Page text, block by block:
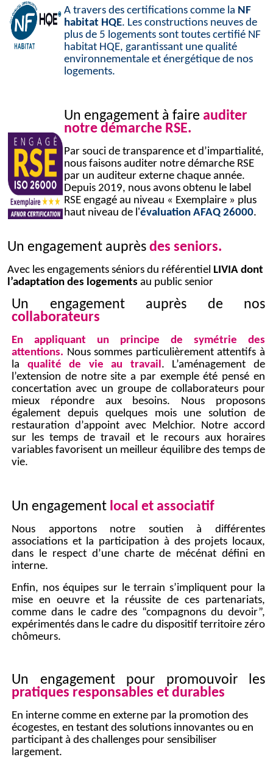
A travers des certifications comme la NF
habitat HQE. Les constructions neuves de
plus de 5 logements sont toutes certifié NF
habitat HQE, garantissant une qualité
environnementale et énergétique de nos
logements.
Un engagement à faire auditer
notre démarche RSE.
Par souci de transparence et d’impartialité,
nous faisons auditer notre démarche RSE
par un auditeur externe chaque année.
Depuis 2019, nous avons obtenu le label
RSE engagé au niveau « Exemplaire » plus
haut niveau de l'évaluation AFAQ 26000.
Un engagement auprès des seniors.
Avec les engagements séniors du référentiel LIVIA dont
l’adaptation des logements au public senior
Un engagement auprès de nos
collaborateurs
En appliquant un principe de symétrie des
attentions. Nous sommes particulièrement attentifs à
la qualité de vie au travail. L’aménagement de
l’extension de notre site a par exemple été pensé en
concertation avec un groupe de collaborateurs pour
mieux répondre aux besoins. Nous proposons
également depuis quelques mois une solution de
restauration d’appoint avec Melchior. Notre accord
sur les temps de travail et le recours aux horaires
variables favorisent un meilleur équilibre des temps de
vie.
Un engagement local et associatif
Nous apportons notre soutien à différentes
associations et la participation à des projets locaux,
dans le respect d’une charte de mécénat défini en
interne.
Enfin, nos équipes sur le terrain s’impliquent pour la
mise en oeuvre et la réussite de ces partenariats,
comme dans le cadre des “compagnons du devoir”,
expérimentés dans le cadre du dispositif territoire zéro
chômeurs.
Un engagement pour promouvoir les
pratiques responsables et durables
En interne comme en externe par la promotion des
écogestes, en testant des solutions innovantes ou en
participant à des challenges pour sensibiliser
largement.